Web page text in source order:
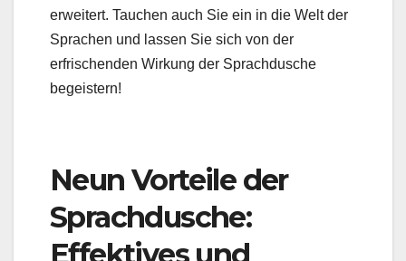
erweitert. Tauchen auch Sie ein in die Welt der
Sprachen und lassen Sie sich von der
erfrischenden Wirkung der Sprachdusche
begeistern!
Neun Vorteile der
Sprachdusche:
Effektives und